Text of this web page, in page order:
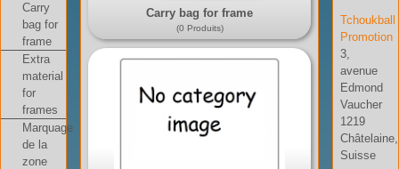
Carry
bag for
frame
Extra
material
for
frames
Marquage
de la
zone
Carry bag for frame
(0 Produits)
Tchoukball
Promotion
3,
avenue
Edmond
Vaucher
1219
Châtelaine,
Suisse